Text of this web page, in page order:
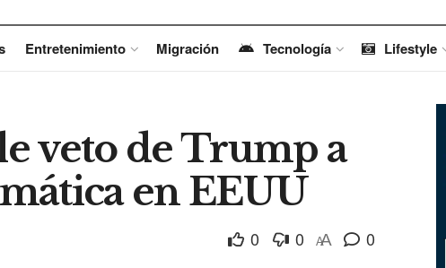
Entretenimiento Migración Tecnología Lifestyle
veto de Trump a
en EEUU
0 0 AA 0